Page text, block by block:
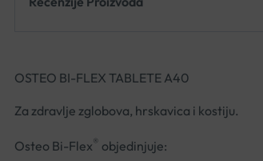
OSTEO BI-FLEX TABLETE A40
Za zdravlje zglobova, hrskavica i kostiju.
Osteo Bi-Flex ® objedinjuje: